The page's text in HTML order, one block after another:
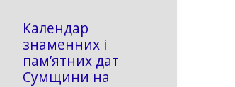
Календар
знаменних і
пам’ятних дат
Сумщини на